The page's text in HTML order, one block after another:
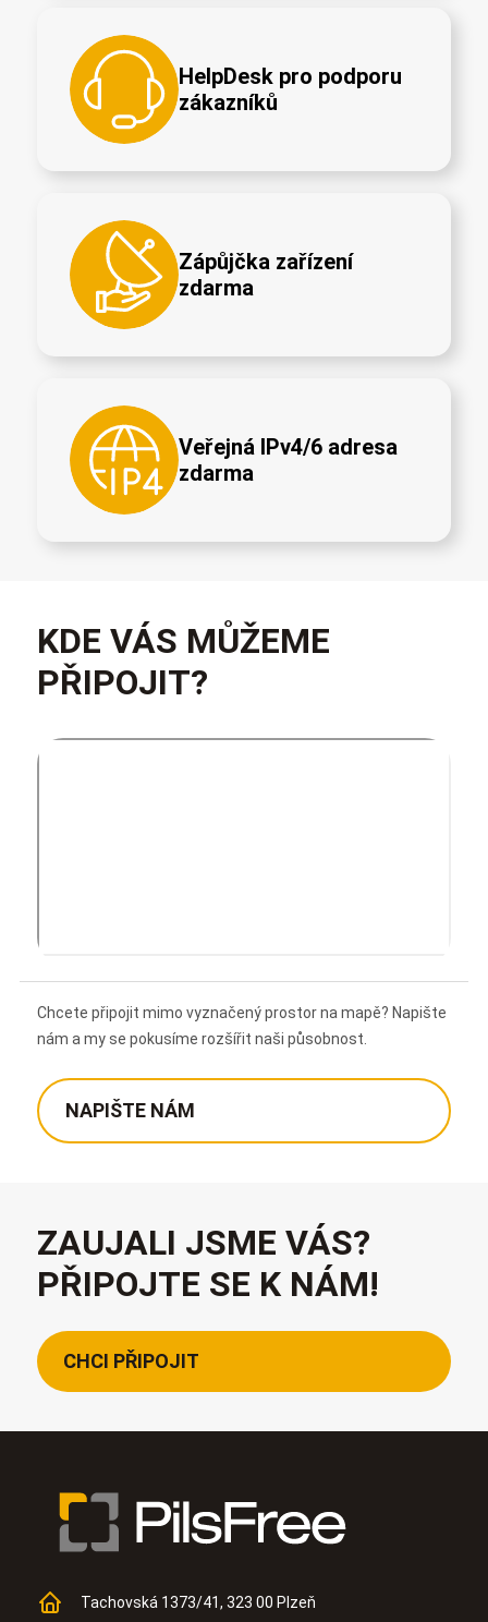
HelpDesk pro podporu
zákazníků
Zápůjčka zařízení
zdarma
Veřejná IPv4/6 adresa
zdarma
KDE VÁS MŮŽEME
PŘIPOJIT?
Chcete připojit mimo vyznačený prostor na mapě? Napište
nám a my se pokusíme rozšířit naši působnost.
NAPIŠTE NÁM
ZAUJALI JSME VÁS?
PŘIPOJTE SE K NÁM!
CHCI PŘIPOJIT
Tachovská 1373/41, 323 00 Plzeň